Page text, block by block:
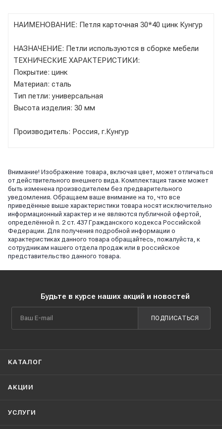
НАИМЕНОВАНИЕ: Петля карточная 30*40 цинк Кунгур
НАЗНАЧЕНИЕ: Петли используются в сборке мебели
ТЕХНИЧЕСКИЕ ХАРАКТЕРИСТИКИ:
Покрытие: цинк
Материал: сталь
Тип петли: универсальная
Высота изделия: 30 мм
Производитель: Россия, г.Кунгур
Внимание! Изображение товара, включая цвет, может отличаться
от действительного внешнего вида. Комплектация также может
быть изменена производителем без предварительного
уведомления. Обращаем ваше внимание на то, что все
приведённые выше характеристики товара носят исключительно
информационный характер и не являются публичной офертой,
определённой п. 2 ст. 437 Гражданского кодекса Российской
Федерации. Для получения подробной информации о
характеристиках данного товара обращайтесь, пожалуйста, к
сотрудникам нашего отдела продаж или в российское
представительство данного товара.
Будьте в курсе наших акций и новостей
ПОДПИСАТЬСЯ
КАТАЛОГ
АКЦИИ
УСЛУГИ